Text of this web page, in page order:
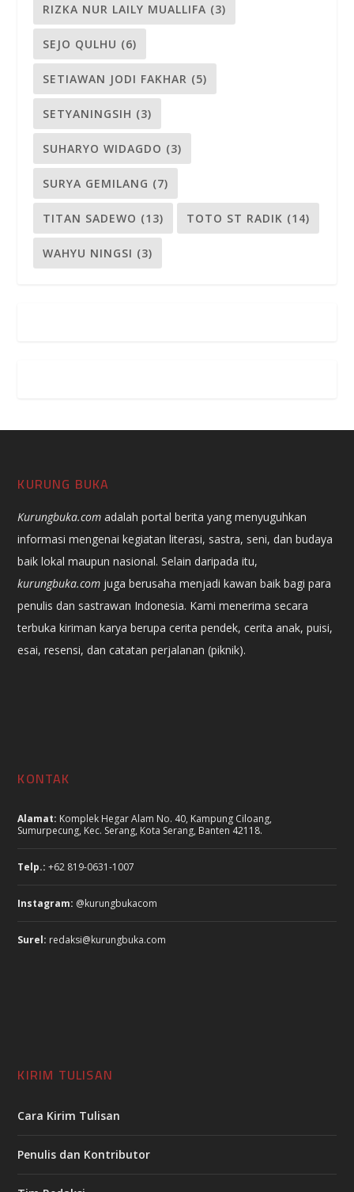
RIZKA NUR LAILY MUALLIFA (3)
SEJO QULHU (6)
SETIAWAN JODI FAKHAR (5)
SETYANINGSIH (3)
SUHARYO WIDAGDO (3)
SURYA GEMILANG (7)
TITAN SADEWO (13) TOTO ST RADIK (14)
WAHYU NINGSI (3)
KURUNG BUKA
Kurungbuka.com adalah portal berita yang menyuguhkan
informasi mengenai kegiatan literasi, sastra, seni, dan budaya
baik lokal maupun nasional. Selain daripada itu,
kurungbuka.com juga berusaha menjadi kawan baik bagi para
penulis dan sastrawan Indonesia. Kami menerima secara
terbuka kiriman karya berupa cerita pendek, cerita anak, puisi,
esai, resensi, dan catatan perjalanan (piknik).
KONTAK
Alamat: Komplek Hegar Alam No. 40, Kampung Ciloang,
Sumurpecung, Kec. Serang, Kota Serang, Banten 42118.
Telp.: +62 819-0631-1007
Instagram: @kurungbukacom
Surel: redaksi@kurungbuka.com
KIRIM TULISAN
Cara Kirim Tulisan
Penulis dan Kontributor